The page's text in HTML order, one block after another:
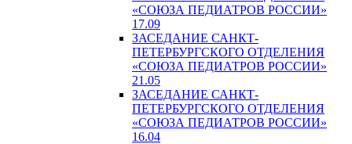
«СОЮЗА ПЕДИАТРОВ РОССИИ»
17.09
ЗАСЕДАНИЕ САНКТ-
ПЕТЕРБУРГСКОГО ОТДЕЛЕНИЯ
«СОЮЗА ПЕДИАТРОВ РОССИИ»
21.05
ЗАСЕДАНИЕ САНКТ-
ПЕТЕРБУРГСКОГО ОТДЕЛЕНИЯ
«СОЮЗА ПЕДИАТРОВ РОССИИ»
16.04